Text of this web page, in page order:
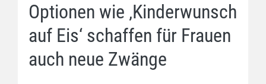
Optionen wie ‚Kinderwunsch
auf Eis‘ schaffen für Frauen
auch neue Zwänge